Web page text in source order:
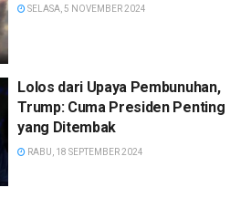
SELASA, 5 NOVEMBER 2024
Lolos dari Upaya Pembunuhan,
Trump: Cuma Presiden Penting
yang Ditembak
RABU, 18 SEPTEMBER 2024